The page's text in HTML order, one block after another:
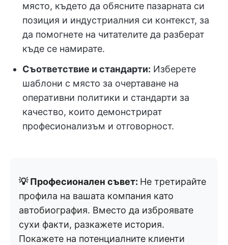
място, където да обясните пазарната си
позиция и индустриалния си контекст, за
да помогнете на читателите да разберат
къде се намирате.
Съответствие и стандарти: Изберете
шаблони с място за очертаване на
оперативни политики и стандарти за
качество, които демонстрират
професионализъм и отговорност.
💡 Професионален съвет: Не третирайте
профила на вашата компания като
автобиография. Вместо да изброявате
сухи факти, разкажете история.
Покажете на потенциалните клиенти